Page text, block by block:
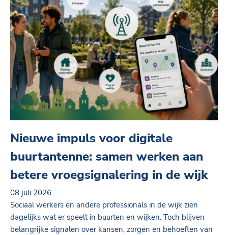
Nieuwe impuls voor digitale
buurtantenne: samen werken aan
betere vroegsignalering in de wijk
08 juli 2026
Sociaal werkers en andere professionals in de wijk zien
dagelijks wat er speelt in buurten en wijken. Toch blijven
belangrijke signalen over kansen, zorgen en behoeften van